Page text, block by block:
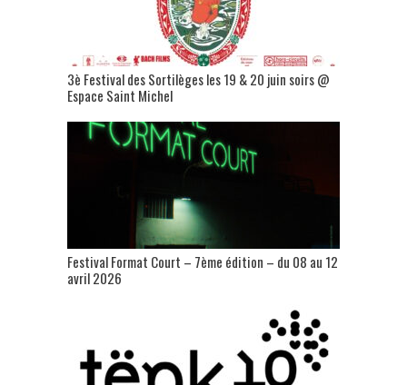
3è Festival des Sortilèges les 19 & 20 juin soirs @
Espace Saint Michel
Festival Format Court – 7ème édition – du 08 au 12
avril 2026